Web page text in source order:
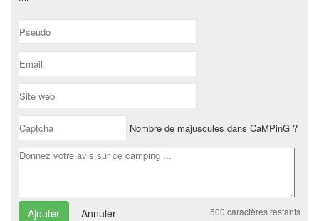
Nombre de majuscules dans CaMPinG ?
Annuler 500 caractères restants